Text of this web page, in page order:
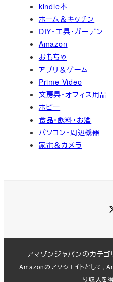
kindle本
ホーム＆キッチン
DIY・工具・ガーデン
Amazon
おもちゃ
アプリ＆ゲーム
Prime Video
文房具・オフィス用品
ホビー
食品・飲料・お酒
パソコン・周辺機器
家電＆カメラ
アマゾンジャパンのカテ
Amazonのアソシエイトとして
り収入を